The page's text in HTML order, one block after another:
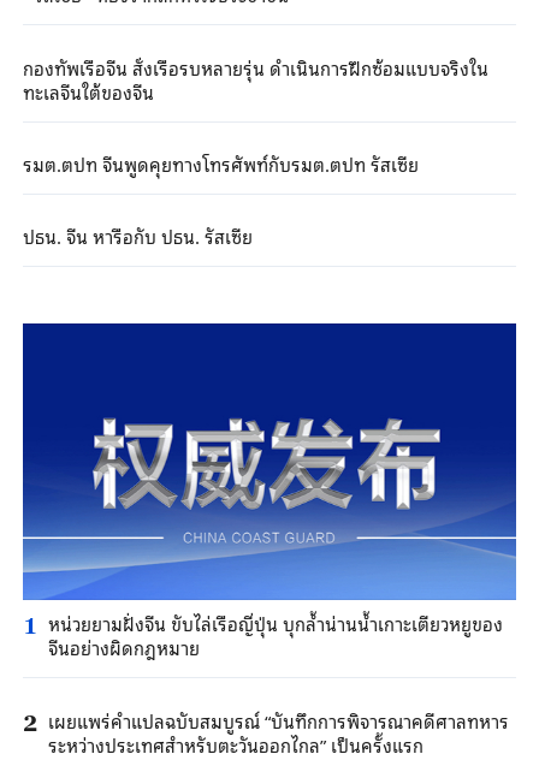
กองทัพเรือจีน สั่งเรือรบหลายรุ่น ดำเนินการฝึกซ้อมแบบจริงใน
ทะเลจีนใต้ของจีน
รมต.ตปท จีนพูดคุยทางโทรศัพท์กับรมต.ตปท รัสเซีย
ปธน. จีน หารือกับ ปธน. รัสเซีย
1 หน่วยยามฝั่งจีน ขับไล่เรือญี่ปุ่น บุกล้ำน่านน้ำเกาะเตียวหยูของ
จีนอย่างผิดกฎหมาย
2 เผยแพร่คำแปลฉบับสมบูรณ์ “บันทึกการพิจารณาคดีศาลทหาร
ระหว่างประเทศสำหรับตะวันออกไกล” เป็นครั้งแรก